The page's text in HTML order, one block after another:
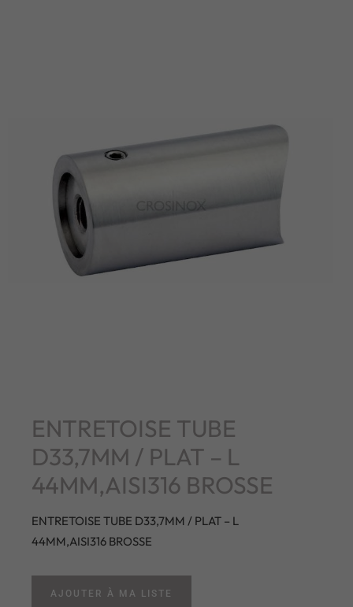
ENTRETOISE TUBE
D33,7MM / PLAT – L
44MM,AISI316 BROSSE
ENTRETOISE TUBE D33,7MM / PLAT – L
44MM,AISI316 BROSSE
AJOUTER À MA LISTE